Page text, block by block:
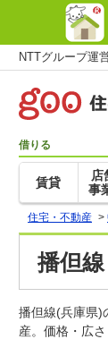
NTTグループ運
借りる
賃貸
店
事
住宅・不動産 >
播但
播但線(兵庫県)
産。価格・広